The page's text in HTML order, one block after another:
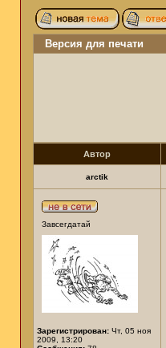
Версия для печати
Автор
arctik
Завсегдатай
Зарегистрирован: Чт, 05 ноя
2009, 13:20